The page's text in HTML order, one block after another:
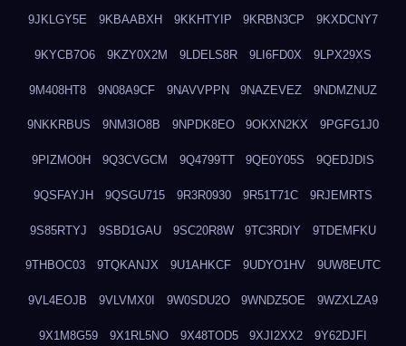
9JKLGY5E 9KBAABXH 9KKHTYIP 9KRBN3CP 9KXDCNY7
9KYCB7O6 9KZY0X2M 9LDELS8R 9LI6FD0X 9LPX29XS
9M408HT8 9N08A9CF 9NAVVPPN 9NAZEVEZ 9NDMZNUZ
9NKKRBUS 9NM3IO8B 9NPDK8EO 9OKXN2KX 9PGFG1J0
9PIZMO0H 9Q3CVGCM 9Q4799TT 9QE0Y05S 9QEDJDIS
9QSFAYJH 9QSGU715 9R3R0930 9R51T71C 9RJEMRTS
9S85RTYJ 9SBD1GAU 9SC20R8W 9TC3RDIY 9TDEMFKU
9THBOC03 9TQKANJX 9U1AHKCF 9UDYO1HV 9UW8EUTC
9VL4EOJB 9VLVMX0I 9W0SDU2O 9WNDZ5OE 9WZXLZA9
9X1M8G59 9X1RL5NO 9X48TOD5 9XJI2XX2 9Y62DJFI